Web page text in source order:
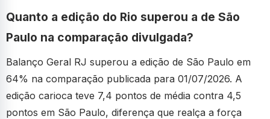
Quanto a edição do Rio superou a de São
Paulo na comparação divulgada?
Balanço Geral RJ superou a edição de São Paulo em
64% na comparação publicada para 01/07/2026. A
edição carioca teve 7,4 pontos de média contra 4,5
pontos em São Paulo, diferença que realça a força